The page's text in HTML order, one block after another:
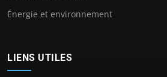
Énergie et environnement
LIENS UTILES